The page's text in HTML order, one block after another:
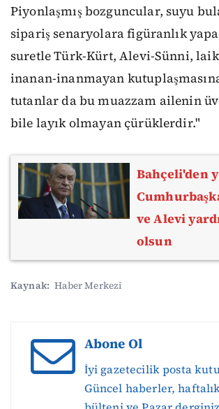
Piyonlaşmış bozguncular, suyu
sipariş senaryolara figüranlık
suretle Türk-Kürt, Alevi-Sünni,
inanan-inanmayan
tutanlar da bu muazzam ailenin
bile layık olmayan çürüklerdir."
Bahçeli'den
ve Alevi
olsun
Kaynak: Haber Merkezi
Abone Ol
İyi gazetecilik posta
Güncel haberler,